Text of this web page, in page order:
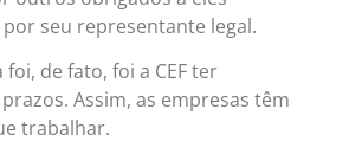
seu representante legal.
de fato, foi a CEF ter
Assim, as empresas têm
trabalhar.